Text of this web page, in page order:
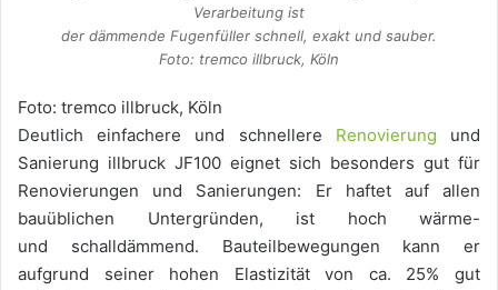
Verarbeitung ist
der dämmende Fugenfüller schnell, exakt und sauber.
Foto: tremco illbruck, Köln
Foto: tremco illbruck, Köln
Deutlich einfachere und schnellere Renovierung und
Sanierung illbruck JF100 eignet sich besonders gut für
Renovierungen und Sanierungen: Er haftet auf allen
bauüblichen Untergründen, ist hoch wärme-
und schalldämmend. Bauteilbewegungen kann er
aufgrund seiner hohen Elastizität von ca. 25% gut